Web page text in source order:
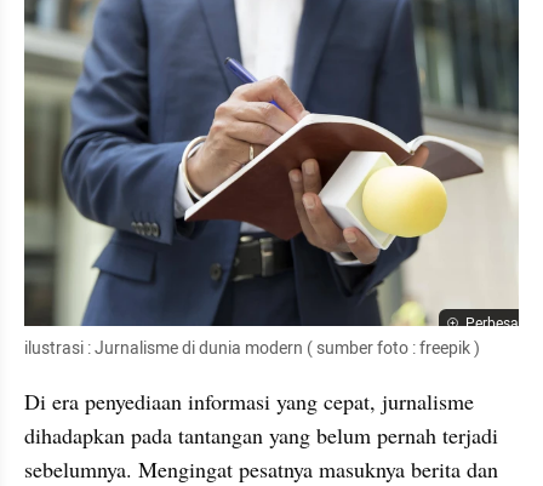
Perbesar
ilustrasi : Jurnalisme di dunia modern ( sumber foto : freepik )
Di era penyediaan informasi yang cepat, jurnalisme
dihadapkan pada tantangan yang belum pernah terjadi
sebelumnya. Mengingat pesatnya masuknya berita dan